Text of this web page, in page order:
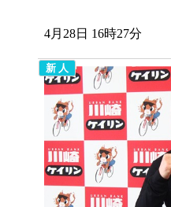
4月28日 16時27分